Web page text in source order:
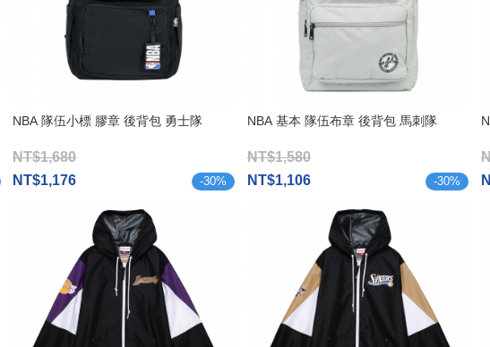
NBA 隊伍小標 膠章 後背包 勇士隊
NT$1,680
NT$1,176
-30%
NBA 基本 隊伍布章 後背包 馬刺隊
NT$1,580
NT$1,106
-30%